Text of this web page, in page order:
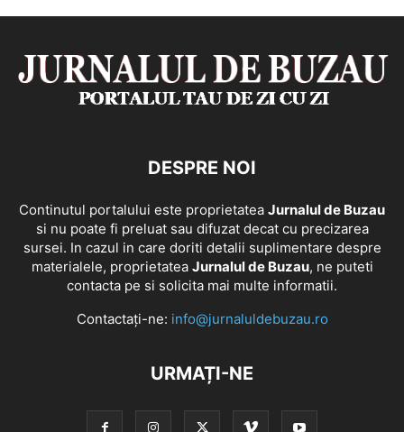
DESPRE NOI
Continutul portalului este proprietatea Jurnalul de Buzau
si nu poate fi preluat sau difuzat decat cu precizarea
sursei. In cazul in care doriti detalii suplimentare despre
materialele, proprietatea Jurnalul de Buzau, ne puteti
contacta pe si solicita mai multe informatii.
Contactați-ne: info@jurnaluldebuzau.ro
URMAȚI-NE